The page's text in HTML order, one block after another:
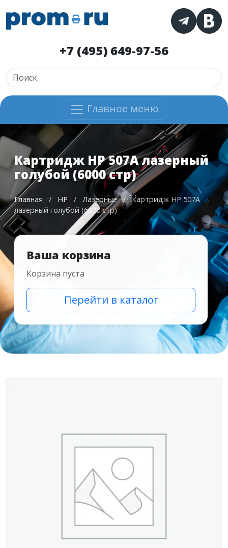
+7 (495) 649-97-56
Главное меню
Картридж HP 507A лазерный
голубой (6000 стр)
Главная / HP / Лазерные /
Картридж HP 507A
лазерный голубой (6000 стр)
Ваша корзина
Корзина пуста
Перейти в каталог